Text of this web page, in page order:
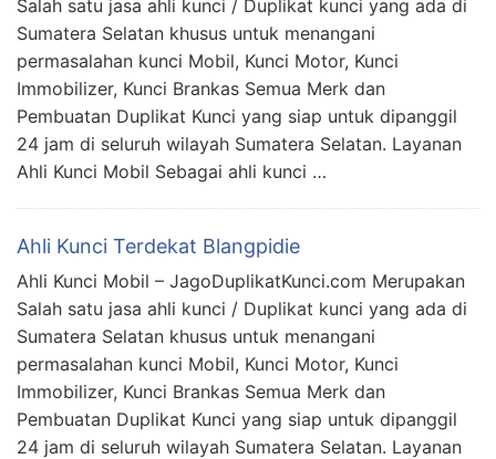
Salah satu jasa ahli kunci / Duplikat kunci yang ada di
Sumatera Selatan khusus untuk menangani
permasalahan kunci Mobil, Kunci Motor, Kunci
Immobilizer, Kunci Brankas Semua Merk dan
Pembuatan Duplikat Kunci yang siap untuk dipanggil
24 jam di seluruh wilayah Sumatera Selatan. Layanan
Ahli Kunci Mobil Sebagai ahli kunci …
Ahli Kunci Terdekat Blangpidie
Ahli Kunci Mobil – JagoDuplikatKunci.com Merupakan
Salah satu jasa ahli kunci / Duplikat kunci yang ada di
Sumatera Selatan khusus untuk menangani
permasalahan kunci Mobil, Kunci Motor, Kunci
Immobilizer, Kunci Brankas Semua Merk dan
Pembuatan Duplikat Kunci yang siap untuk dipanggil
24 jam di seluruh wilayah Sumatera Selatan. Layanan